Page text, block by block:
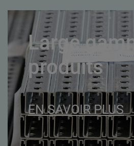
Large
produits
EN SAVOIR PLUS